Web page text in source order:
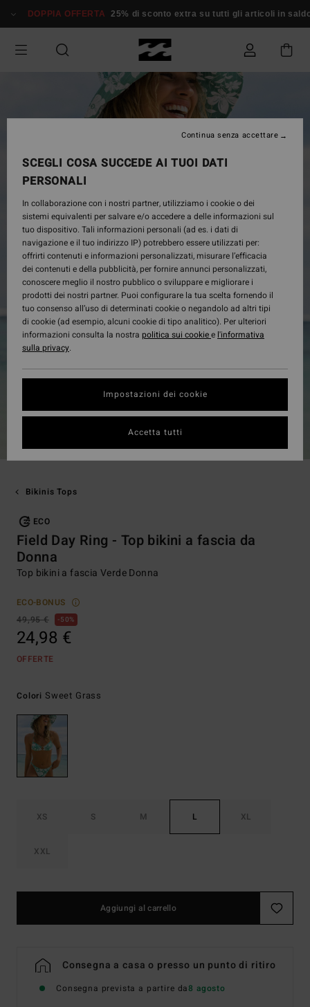
alle
prodotto
DOPPIA OFFERTA 25% di sconto extra su tutti gli articoli in saldo*
Bikinis Tops
ECO
Field Day Ring - Top bikini a fascia da
Donna
Top bikini a fascia Verde Donna
ECO-BONUS
49,95 €
50%
24,98 €
OFFERTE
Colori Sweet Grass
XS S M L XL
XXL
Aggiungi al carrello
Consegna a casa o presso un punto di ritiro
Consegna prevista a partire da8 agosto
SCEGLI COSA SUCCEDE AI TUOI DATI
PERSONALI
In collaborazione con i nostri partner, utilizziamo i cookie o dei
sistemi equivalenti per salvare e/o accedere a delle informazioni sul
tuo dispositivo. Tali informazioni personali (ad es. i dati di
navigazione e il tuo indirizzo IP) potrebbero essere utilizzati per:
offrirti contenuti e informazioni personalizzati, misurare l’efficacia
dei contenuti e della pubblicità, per fornire annunci personalizzati,
conoscere meglio il nostro pubblico o sviluppare e migliorare i
prodotti dei nostri partner. Puoi configurare la tua scelta fornendo il
tuo consenso all’uso di determinati cookie o negandolo ad altri tipi
di cookie (ad esempio, alcuni cookie di tipo analitico). Per ulteriori
informazioni consulta la nostra politica sui cookiee l'informativa
sulla privacy.
Impostazioni dei cookie
Continua senza accettare
Accetta tutti